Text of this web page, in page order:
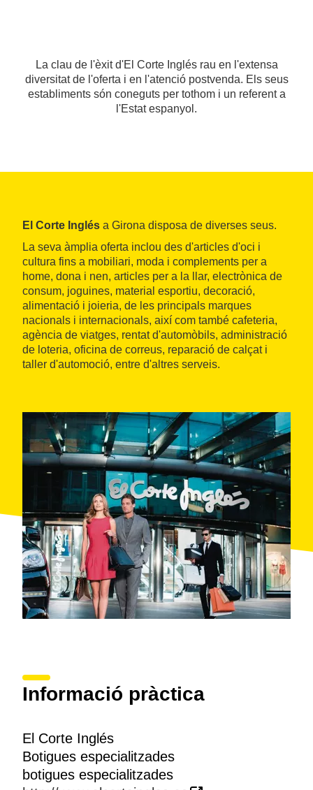
La clau de l'èxit d'El Corte Inglés rau en l'extensa
diversitat de l'oferta i en l'atenció postvenda. Els seus
establiments són coneguts per tothom i un referent a
l'Estat espanyol.
El Corte Inglés a Girona disposa de diverses seus.
La seva àmplia oferta inclou des d'articles d'oci i
cultura fins a mobiliari, moda i complements per a
home, dona i nen, articles per a la llar, electrònica de
consum, joguines, material esportiu, decoració,
alimentació i joieria, de les principals marques
nacionals i internacionals, així com també cafeteria,
agència de viatges, rentat d'automòbils, administració
de loteria, oficina de correus, reparació de calçat i
taller d'automoció, entre d'altres serveis.
Informació pràctica
El Corte Inglés
Botigues especialitzades
botigues especialitzades